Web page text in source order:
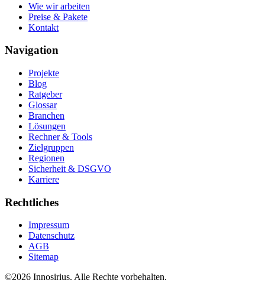
Wie wir arbeiten
Preise & Pakete
Kontakt
Navigation
Projekte
Blog
Ratgeber
Glossar
Branchen
Lösungen
Rechner & Tools
Zielgruppen
Regionen
Sicherheit & DSGVO
Karriere
Rechtliches
Impressum
Datenschutz
AGB
Sitemap
©2026 Innosirius. Alle Rechte vorbehalten.